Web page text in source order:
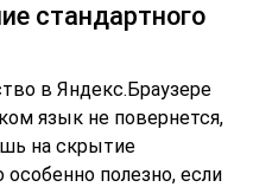
стандартного
в Яндекс.Браузере
язык не повернется,
на скрытие
полезно, если